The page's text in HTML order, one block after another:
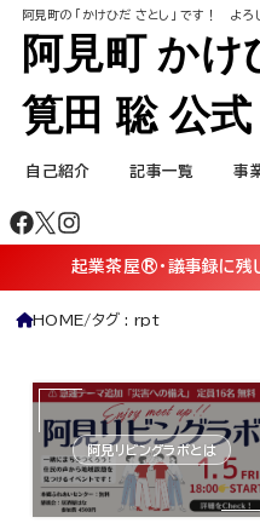
阿見町の ｢かけひだ さとし｣ です！ よろ
阿見町 か
筧田 聡 公式
自己紹介 記事一覧 事
起業茶屋®・議事録に
HOME タグ : rpt
阿見リビングラボとは